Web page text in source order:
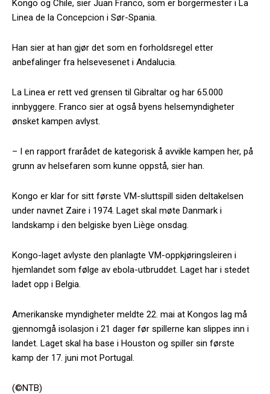
Kongo og Chile, sier Juan Franco, som er borgermester i La
Linea de la Concepcion i Sør-Spania.
Han sier at han gjør det som en forholdsregel etter
anbefalinger fra helsevesenet i Andalucia.
La Linea er rett ved grensen til Gibraltar og har 65.000
innbyggere. Franco sier at også byens helsemyndigheter
ønsket kampen avlyst.
– I en rapport frarådet de kategorisk å avvikle kampen her, på
grunn av helsefaren som kunne oppstå, sier han.
Kongo er klar for sitt første VM-sluttspill siden deltakelsen
under navnet Zaire i 1974. Laget skal møte Danmark i
landskamp i den belgiske byen Liège onsdag.
Kongo-laget avlyste den planlagte VM-oppkjøringsleiren i
hjemlandet som følge av ebola-utbruddet. Laget har i stedet
ladet opp i Belgia.
Amerikanske myndigheter meldte 22. mai at Kongos lag må
gjennomgå isolasjon i 21 dager før spillerne kan slippes inn i
landet. Laget skal ha base i Houston og spiller sin første
kamp der 17. juni mot Portugal.
(©NTB)